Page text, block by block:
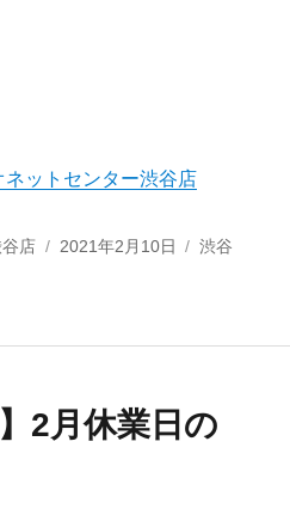
ットセンター渋谷店
店
投
2021年2月10日
カ
渋谷
2月休業日の